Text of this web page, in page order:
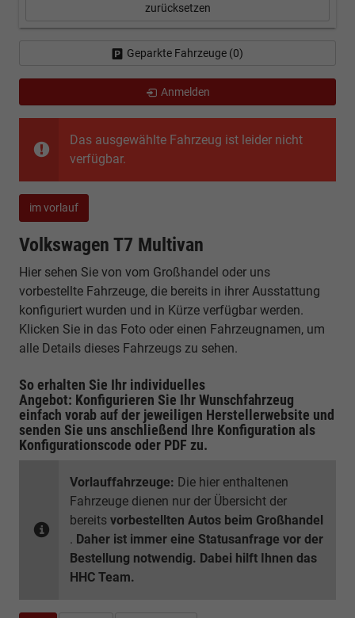
Das ausgewählte Fahrzeug ist leider nicht
verfügbar.
im vorlauf
Volkswagen T7 Multivan
Hier sehen Sie von vom Großhandel oder uns
vorbestellte Fahrzeuge, die bereits in ihrer Ausstattung
konfiguriert wurden und in Kürze verfügbar werden.
Klicken Sie in das Foto oder einen Fahrzeugnamen, um
alle Details dieses Fahrzeugs zu sehen.
So erhalten Sie Ihr individuelles
Angebot: Konfigurieren Sie Ihr Wunschfahrzeug
einfach vorab auf der jeweiligen Herstellerwebsite und
senden Sie uns anschließend Ihre Konfiguration als
Konfigurationscode oder PDF zu.
Vorlauffahrzeuge: Die hier enthaltenen
Fahrzeuge dienen nur der Übersicht der
bereits vorbestellten Autos beim Großhandel
. Daher ist immer eine Statusanfrage vor der
Bestellung notwendig. Dabei hilft Ihnen das
HHC Team.
zurücksetzen
Geparkte Fahrzeuge (0)
Anmelden